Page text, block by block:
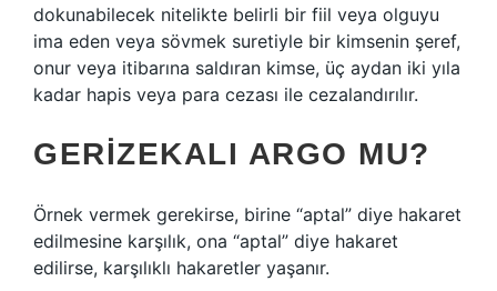
dokunabilecek nitelikte belirli bir fiil veya olguyu
ima eden veya sövmek suretiyle bir kimsenin şeref,
onur veya itibarına saldıran kimse, üç aydan iki yıla
kadar hapis veya para cezası ile cezalandırılır.
GERIZEKALI ARGO MU?
Örnek vermek gerekirse, birine “aptal” diye hakaret
edilmesine karşılık, ona “aptal” diye hakaret
edilirse, karşılıklı hakaretler yaşanır.